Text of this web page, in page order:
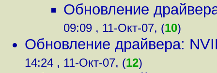
Обновление
09:09 , 11-Окт-07, (10)
Обновление драйвера:
14:24 , 11-Окт-07, (12)